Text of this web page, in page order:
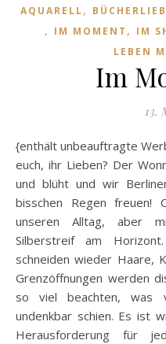
AQUARELL,
, IM MOMENT , IM
LEBEN
Im
13.
{enthält unbeauftragte Werbung/Verlinkungen} Wie geht es
euch, ihr Lieben? Der
und blüht und wir
bisschen Regen freuen!
unseren Alltag, aber
Silberstreif am
schneiden wieder Haare,
Grenzöffnungen werden
so viel beachten, was
undenkbar schien. Es ist
Herausforderung für